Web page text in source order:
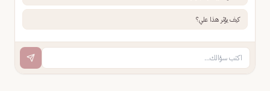
كيف يؤثر هذا علي؟